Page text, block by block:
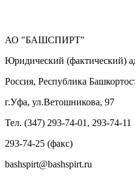
АО "БАШСПИРТ"
Юридический (фактический)
Россия, Республика
г.Уфа, ул.Ветошникова, 97
Тел. (347) 293-74-01, 293-74-11
293-74-25 (факс)
bashspirt@bashspirt.ru